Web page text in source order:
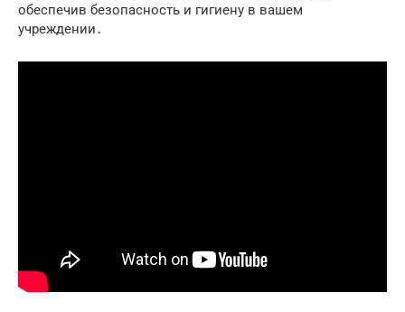
обеспечив безопасность и гигиену в вашем
учреждении․